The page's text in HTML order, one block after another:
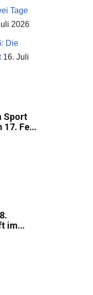
Tage
2026
Die
16. Juli